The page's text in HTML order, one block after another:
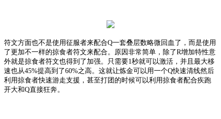
符文方面也不是使用征服者来配合Q一套叠层数略微回血了，而是使用
了更加不一样的掠食者符文来配合。原因非常简单，除了R增加特性意
外就是掠食者符文也得到了加强。只需要1秒就可以激活，并且最大移
速也从45%提高到了60%之高。这就让炼金可以用一个Q快速清线然后
利用掠食者快速游走支援，甚至打团的时候可以利用掠食者配合疾跑
开大和Q直接狂奔。